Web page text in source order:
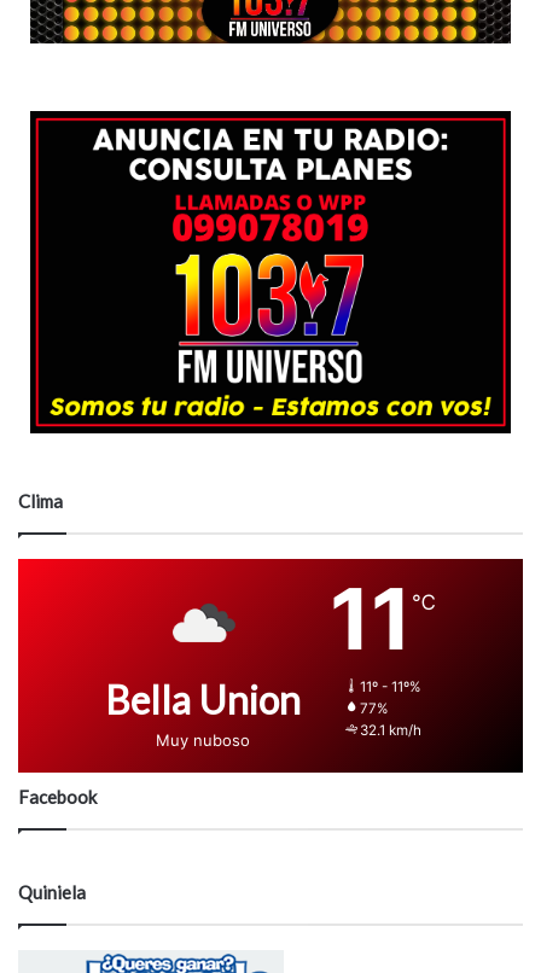
Clima
Bella Union
Muy nuboso
11℃
11º - 11º%
77%
32.1 km/h
Facebook
Quiniela